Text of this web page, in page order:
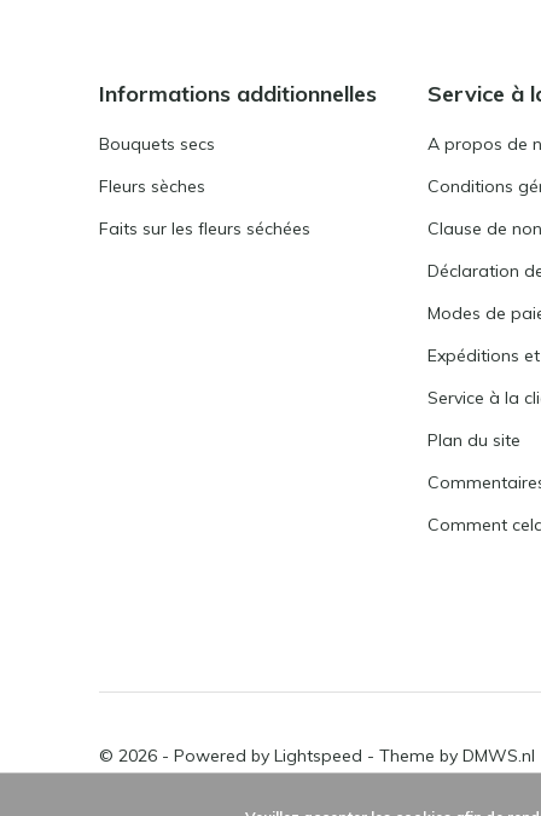
Informations additionnelles
Bouquets secs
Fleurs sèches
Faits sur les fleurs séchées
Service à
A propos de
Conditions
Clause de
Déclaration
Modes de
Expéditions
Service à la
Plan du site
Comment
© 2026 - Powered by Lightspeed - Theme by DMWS.nl